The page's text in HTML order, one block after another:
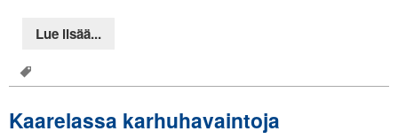
Lue lisää...
Kaarelassa karhuhavaintoja